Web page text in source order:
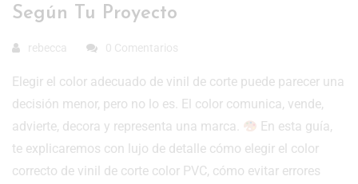
Según Tu Proyecto
rebecca 0 Comentarios
Elegir el color adecuado de vinil de corte puede parecer una
decisión menor, pero no lo es. El color comunica, vende,
advierte, decora y representa una marca.
En esta guía,
te explicaremos con lujo de detalle cómo elegir el color
correcto de vinil de corte color PVC, cómo evitar errores